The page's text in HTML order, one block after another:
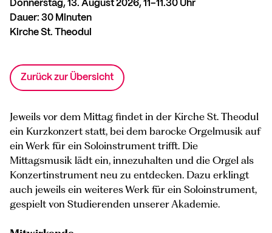
Donnerstag, 13. August 2026, 11–11.30 Uhr
Dauer: 30 Minuten
Kirche St. Theodul
Zurück zur Übersicht
Jeweils vor dem Mittag findet in der Kirche St. Theodul
ein Kurzkonzert statt, bei dem barocke Orgelmusik auf
ein Werk für ein Soloinstrument trifft. Die
Mittagsmusik lädt ein, innezuhalten und die Orgel als
Konzertinstrument neu zu entdecken. Dazu erklingt
auch jeweils ein weiteres Werk für ein Soloinstrument,
gespielt von Studierenden unserer Akademie.